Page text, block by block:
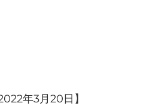
年3月20日】